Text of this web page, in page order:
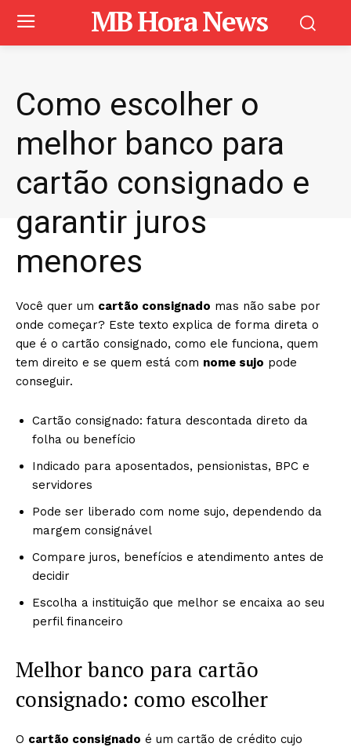
MB Hora News
Como escolher o
melhor banco para
cartão consignado e
garantir juros
menores
Você quer um cartão consignado mas não sabe por
onde começar? Este texto explica de forma direta o
que é o cartão consignado, como ele funciona, quem
tem direito e se quem está com nome sujo pode
conseguir.
Cartão consignado: fatura descontada direto da
folha ou benefício
Indicado para aposentados, pensionistas, BPC e
servidores
Pode ser liberado com nome sujo, dependendo da
margem consignável
Compare juros, benefícios e atendimento antes de
decidir
Escolha a instituição que melhor se encaixa ao seu
perfil financeiro
Melhor banco para cartão
consignado: como escolher
O cartão consignado é um cartão de crédito cujo